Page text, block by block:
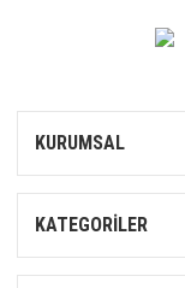
KURUMSAL
KATEGORİLER